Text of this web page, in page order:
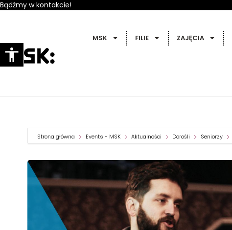
Bądźmy w kontakcie!
MSK FILIE ZAJĘCIA
Strona główna Events - MSK Aktualności Dorośli Seniorzy